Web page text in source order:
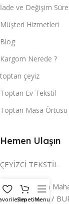
İade ve Değişim
Müşteri Hizmetleri
Blog
Kargom Nerede ?
toptan çeyiz
Toptan Ev Tekstil
Toptan Masa Örtüsü
Hemen Ulaşın
ÇEYİZCİ TEKSTİL
Adres:Reyhan
/ a Osmangazi /
SepetimMenu